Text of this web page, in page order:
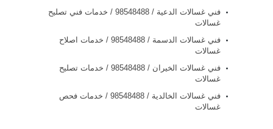
فني غسالات الدعية / 98548488 / خدمات فني تصليح
غسالات
فني غسالات الدسمة / 98548488 / خدمات اصلاح
غسالات
فني غسالات الخيران / 98548488 / خدمات تصليح
غسالات
فني غسالات الخالدية / 98548488 / خدمات فحص
غسالات